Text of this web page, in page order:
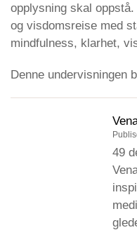
opplysning skal
og visdomsreise med
mindfulness, klarhet,
Denne undervisningen
49